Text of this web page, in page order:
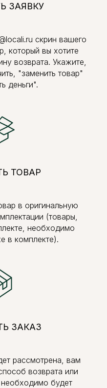
ЗАЯВКУ
скрин вашего
который вы хотите
возврата. Укажите,
"заменить товар"
деньги".
ТОВАР
в оригинальную
(товары,
необходимо
в комплекте).
ЗАКАЗ
рассмотрена, вам
возврата или
будет